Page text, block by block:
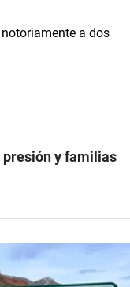
presión y familias